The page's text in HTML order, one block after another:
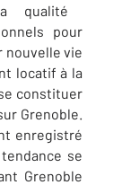
qualité
pour
nouvelle vie
locatif à la
constituer
Grenoble
enregistré
se
Grenoble